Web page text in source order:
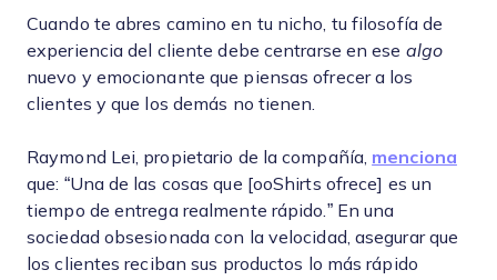
Cuando te abres camino en tu nicho, tu filosofía de
experiencia del cliente debe centrarse en ese algo
nuevo y emocionante que piensas ofrecer a los
clientes y que los demás no tienen.
Raymond Lei, propietario de la compañía, menciona
que: “Una de las cosas que [ooShirts ofrece] es un
tiempo de entrega realmente rápido.” En una
sociedad obsesionada con la velocidad, asegurar que
los clientes reciban sus productos lo más rápido